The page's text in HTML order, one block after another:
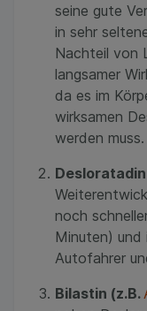
seine gute
in sehr
Nachteil von
langsamer
da es im
wirksamen
werden muss.
Desloratadin
noch
Minuten)
Autofahrer
Bilastin (z.B.